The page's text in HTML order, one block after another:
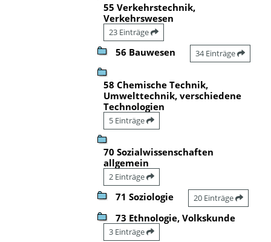
55 Verkehrstechnik,
Verkehrswesen
23 Einträge
56 Bauwesen 34 Einträge
58 Chemische Technik,
Umwelttechnik, verschiedene
Technologien
5 Einträge
70 Sozialwissenschaften
allgemein
2 Einträge
71 Soziologie 20 Einträge
73 Ethnologie, Volkskunde
3 Einträge